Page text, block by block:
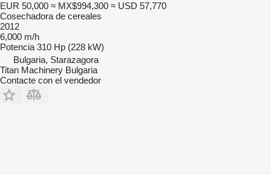
EUR 50,000 ≈ MX$994,300 ≈ USD 57,770
Cosechadora de cereales
2012
6,000 m/h
Potencia 310 Hp (228 kW)
Bulgaria, Starazagora
Titan Machinery Bulgaria
Contacte con el vendedor